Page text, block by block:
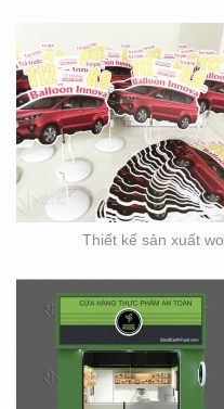
Thiết kế sản xuất
THIẾT KẾ THI
CỦA HÀNG THỰC
AN TOÀN GOOD
FOOD
THIẾT KẾ THI CÔNG
BẢNG HIỆU – MẶT